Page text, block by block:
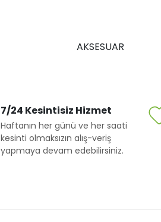
AKSESUAR
7/24 Kesintisiz Hizmet
Haftanın her günü ve her saati
kesinti olmaksızın alış-veriş
yapmaya devam edebilirsiniz.